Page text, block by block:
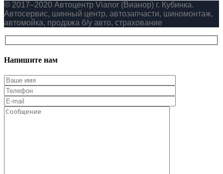
© 2017–2020 Автоцентр Vianor (Вианор) г. Кубинка.
Автосервис, шинный центр, автозапчасти, шиномонтаж,
автомойка, продажа б/у авто, страхование
Напишите нам